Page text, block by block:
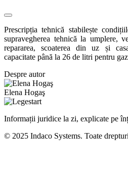
Prescripția tehnică stabilește
supravegherea tehnică la umplere,
repararea, scoaterea din uz și
capacitate până la 26 de litri pentru
Despre autor
Elena Hogaş
Informații juridice la zi, explicate pe
© 2025 Indaco Systems. Toate